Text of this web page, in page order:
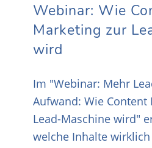
Webinar: Wie
Marketing zur
wird
Im "Webinar: Mehr
Aufwand: Wie Content
Lead-Maschine wird"
welche Inhalte